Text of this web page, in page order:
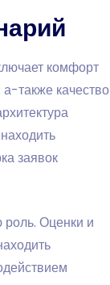
комфорт
также качество
заявок
Оценки и